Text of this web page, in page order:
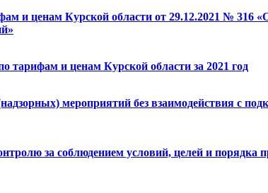
и ценам Курской области от 29.12.2021 № 316
тарифам и ценам Курской области за 2021 год
мероприятий без взаимодействия с
за соблюдением условий, целей и порядка